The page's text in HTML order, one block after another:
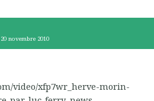
novembre 2010
video/xfp7wr_herve-morin-